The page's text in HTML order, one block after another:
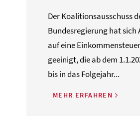
Der Koalitionsausschuss
Bundesregierung hat sich
auf eine
geeinigt, die ab dem
bis in das Folgejahr...
MEHR ERFAHREN